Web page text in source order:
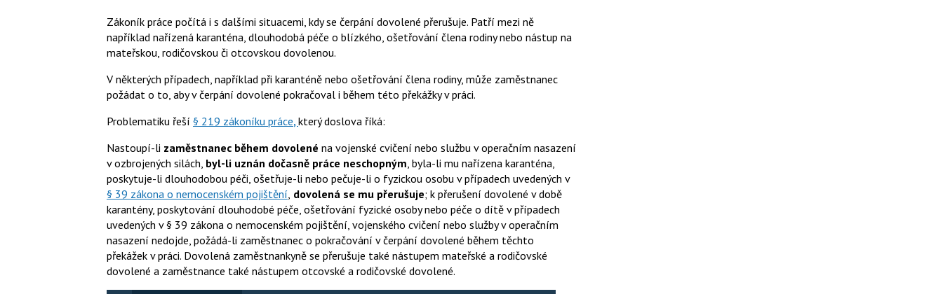
Zákoník práce počítá i s dalšími situacemi, kdy se čerpání dovolené přerušuje. Patří mezi ně
například nařízená karanténa, dlouhodobá péče o blízkého, ošetřování člena rodiny nebo nástup na
mateřskou, rodičovskou či otcovskou dovolenou.
V některých případech, například při karanténě nebo ošetřování člena rodiny, může zaměstnanec
požádat o to, aby v čerpání dovolené pokračoval i během této překážky v práci.
Problematiku řeší § 219 zákoníku práce,který doslova říká:
Nastoupí-li zaměstnanec během dovolené na vojenské cvičení nebo službu v operačním nasazení
v ozbrojených silách, byl-li uznán dočasně práce neschopným, byla-li mu nařízena karanténa,
poskytuje-li dlouhodobou péči, ošetřuje-li nebo pečuje-li o fyzickou osobu v případech uvedených v
§ 39 zákona o nemocenském pojištění, dovolená se mu přerušuje; k přerušení dovolené v době
karantény, poskytování dlouhodobé péče, ošetřování fyzické osoby nebo péče o dítě v případech
uvedených v § 39 zákona o nemocenském pojištění, vojenského cvičení nebo služby v operačním
nasazení nedojde, požádá-li zaměstnanec o pokračování v čerpání dovolené během těchto
překážek v práci. Dovolená zaměstnankyně se přerušuje také nástupem mateřské a rodičovské
dovolené a zaměstnance také nástupem otcovské a rodičovské dovolené.